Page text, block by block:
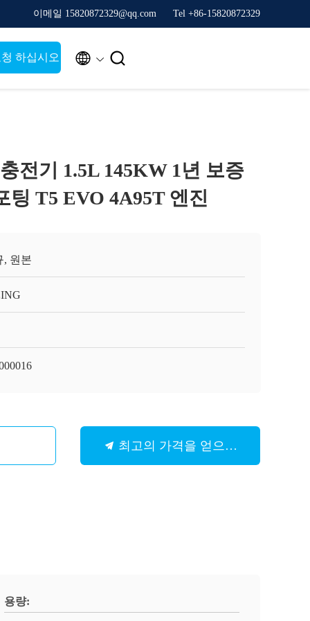
이메일 15820872329@qq.com Tel +86-15820872329
하십시오  
전기 1.5L 145KW 1년 보증
팅 T5 EVO 4A95T 엔진
, 원본
최고의 가격을 얻으십시오
용량: